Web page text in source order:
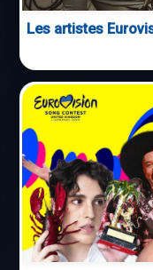
Les artistes